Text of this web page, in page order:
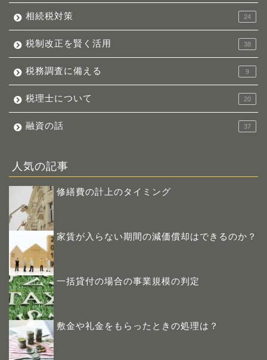
相続税対策 24
税制改正を賢く活用 38
税務調査に備える 9
税理士について 20
融資の話 37
人気の記事
修繕費の計上のタイミング
家賃が入らない期間の減価償却はできるのか？
一括貸付の場合の事業規模の判定
敷金や礼金をもらったときの処理は？